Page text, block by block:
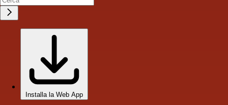
Installa la Web App